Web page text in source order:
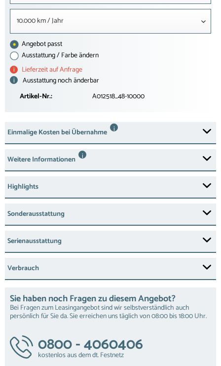
10.000 km / Jahr
Angebot passt
Ausstattung / Farbe ändern
i
Lieferzeit auf Anfrage
i
Ausstattung noch änderbar
Artikel-Nr.:
A012518_48-10000
Einmalige Kosten bei Übernahme i
Weitere Informationen i
Highlights
Sonderausstattung
Serienausstattung
Verbrauch
Sie haben noch Fragen zu diesem Angebot?
Bei Fragen zum Leasingangebot sind wir selbstverständlich auch
persönlich für Sie da. Sie erreichen uns täglich von 08:00 bis 18:00 Uhr.
0800 - 4060406
kostenlos aus dem dt. Festnetz